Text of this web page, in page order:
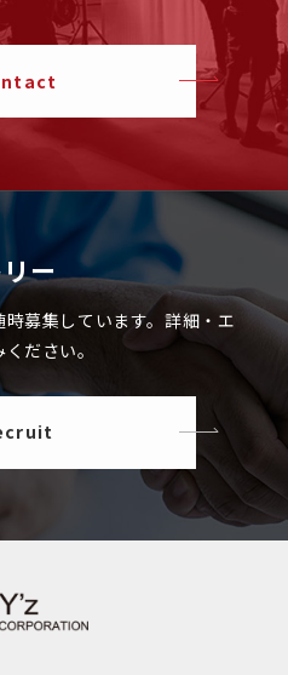
ー
募集しています。 詳細・エ
ださい。